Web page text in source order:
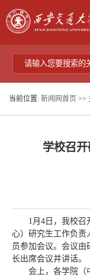
当前位置: 新闻网首页 >>
学校召
1月4日，我校
心）研究生工作负责
员参加会议。会议
长出席会议并讲话。
会上，各学院（